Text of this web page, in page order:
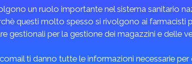
un ruolo importante nel sistema sanitario
questi molto spesso si rivolgono ai farmacisti
gestionali per la gestione dei magazzini e delle
ti danno tutte le informazioni necessarie